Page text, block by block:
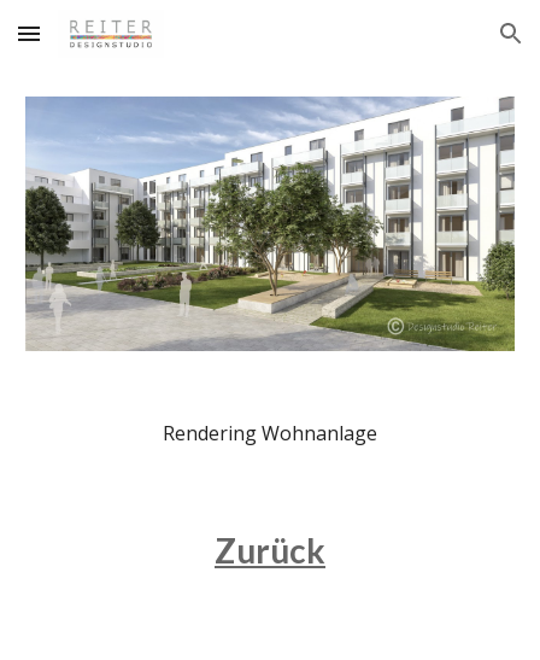
Skip to main content Skip to navigation
Rendering Wohnanlage
Zurück